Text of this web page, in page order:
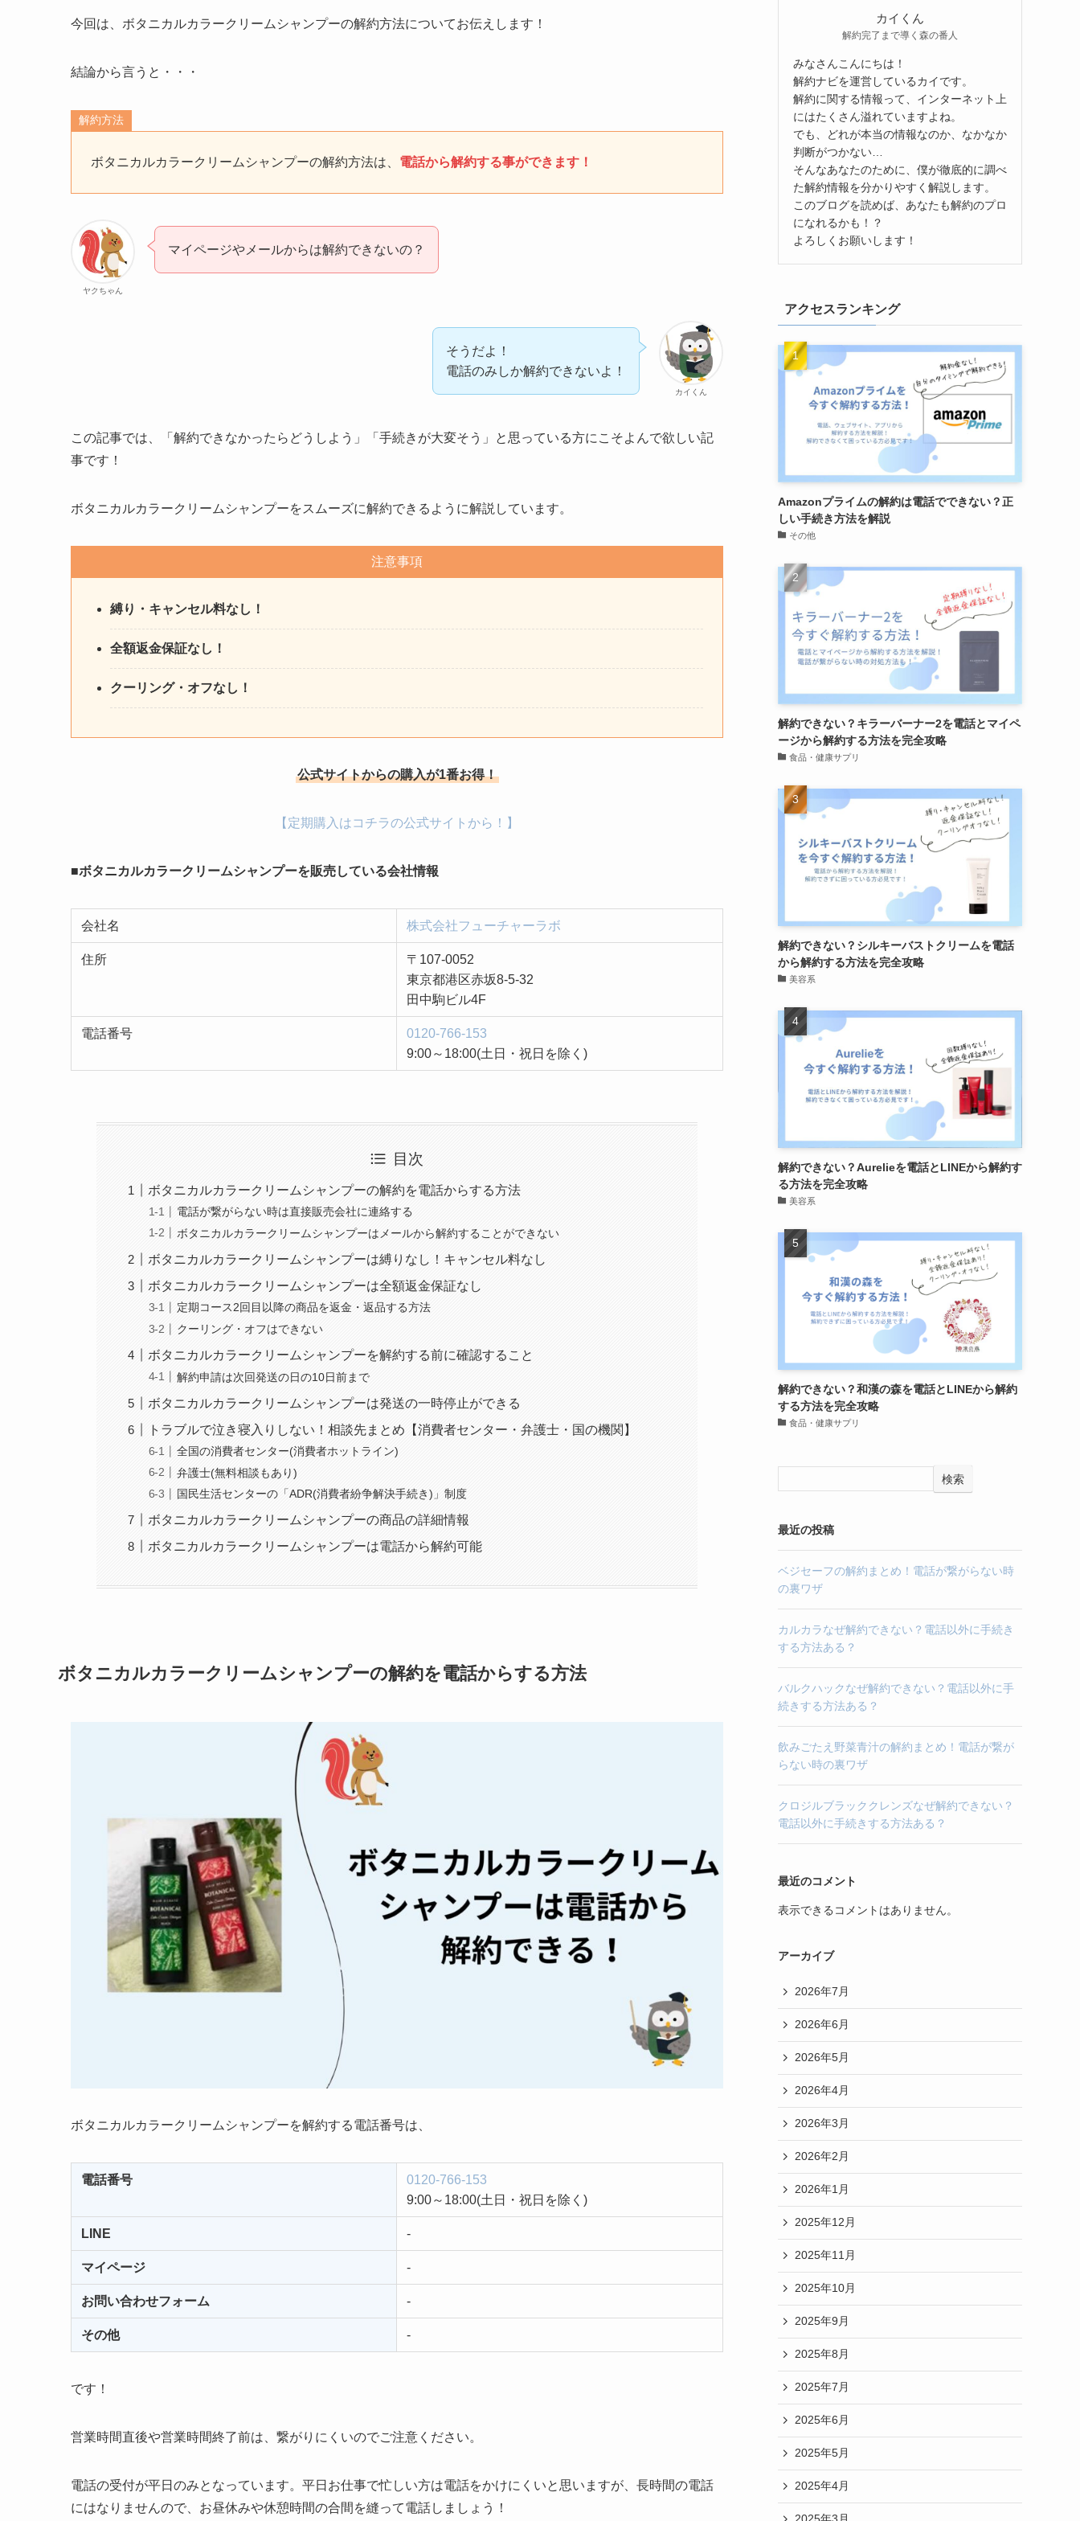
今回は、ボタニカルカラークリームシャンプーの解約方法についてお伝えします！
結論から言うと・・・
解約方法
ボタニカルカラークリームシャンプーの解約方法は、 電話から解約する事ができます！
ヤクちゃん
マイページやメールからは解約できないの？
カイくん
そうだよ！
電話のみしか解約できないよ！
この記事では、「解約できなかったらどうしよう」「手続きが大変そう」と思っている方にこそよんで欲しい記
事です！
ボタニカルカラークリームシャンプーをスムーズに解約できるように解説しています。
注意事項
縛り・キャンセル料なし！
全額返金保証なし！
クーリング・オフなし！
公式サイトからの購入が1番お得！
【定期購入はコチラの公式サイトから！】
■ボタニカルカラークリームシャンプーを販売している会社情報
会社名 株式会社フューチャーラボ
住所
〒107-0052
東京都港区赤坂8-5-32
田中駒ビル4F
電話番号
0120-766-153
9:00～18:00(土日・祝日を除く)
目次
ボタニカルカラークリームシャンプーの解約を電話からする方法
電話が繋がらない時は直接販売会社に連絡する
ボタニカルカラークリームシャンプーはメールから解約することができない
ボタニカルカラークリームシャンプーは縛りなし！キャンセル料なし
ボタニカルカラークリームシャンプーは全額返金保証なし
定期コース2回目以降の商品を返金・返品する方法
クーリング・オフはできない
ボタニカルカラークリームシャンプーを解約する前に確認すること
解約申請は次回発送の日の10日前まで
ボタニカルカラークリームシャンプーは発送の一時停止ができる
トラブルで泣き寝入りしない！相談先まとめ【消費者センター・弁護士・国の機関】
全国の消費者センター(消費者ホットライン)
弁護士(無料相談もあり)
国民生活センターの「ADR(消費者紛争解決手続き)」制度
ボタニカルカラークリームシャンプーの商品の詳細情報
ボタニカルカラークリームシャンプーは電話から解約可能
ボタニカルカラークリームシャンプーの解約を電話からする方法
ボタニカルカラークリームシャンプーを解約する電話番号は、
電話番号
0120-766-153
9:00～18:00(土日・祝日を除く)
LINE -
マイページ -
お問い合わせフォーム -
その他 -
です！
営業時間直後や営業時間終了前は、繋がりにくいのでご注意ください。
電話の受付が平日のみとなっています。平日お仕事で忙しい方は電話をかけにくいと思いますが、長時間の電話
にはなりませんので、お昼休みや休憩時間の合間を縫って電話しましょう！
カイくん
解約完了まで導く森の番人
みなさんこんにちは！
解約ナビを運営しているカイです。
解約に関する情報って、インターネット上
にはたくさん溢れていますよね。
でも、どれが本当の情報なのか、なかなか
判断がつかない…
そんなあなたのために、僕が徹底的に調べ
た解約情報を分かりやすく解説します。
このブログを読めば、あなたも解約のプロ
になれるかも！？
よろしくお願いします！
アクセスランキング
Amazonプライムの解約は電話でできない？正
しい手続き方法を解説
その他
解約できない？キラーバーナー2を電話とマイペ
ージから解約する方法を完全攻略
食品・健康サプリ
解約できない？シルキーバストクリームを電話
から解約する方法を完全攻略
美容系
解約できない？Aurelieを電話とLINEから解約す
る方法を完全攻略
美容系
解約できない？和漢の森を電話とLINEから解約
する方法を完全攻略
食品・健康サプリ
検索
最近の投稿
ベジセーフの解約まとめ！電話が繋がらない時
の裏ワザ
カルカラなぜ解約できない？電話以外に手続き
する方法ある？
バルクハックなぜ解約できない？電話以外に手
続きする方法ある？
飲みごたえ野菜青汁の解約まとめ！電話が繋が
らない時の裏ワザ
クロジルブラッククレンズなぜ解約できない？
電話以外に手続きする方法ある？
最近のコメント
表示できるコメントはありません。
アーカイブ
2026年7月
2026年6月
2026年5月
2026年4月
2026年3月
2026年2月
2026年1月
2025年12月
2025年11月
2025年10月
2025年9月
2025年8月
2025年7月
2025年6月
2025年5月
2025年4月